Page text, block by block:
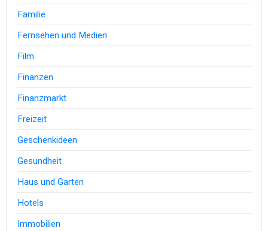
Familie
Fernsehen und Medien
Film
Finanzen
Finanzmarkt
Freizeit
Geschenkideen
Gesundheit
Haus und Garten
Hotels
Immobilien